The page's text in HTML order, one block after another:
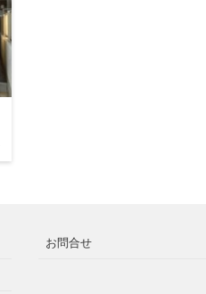
お問合せ